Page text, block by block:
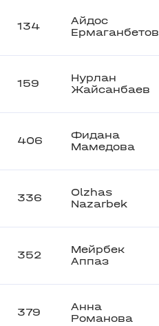
134
Айдос
Ермаганбетов
159
Нурлан
Жайсанбаев
406
Фидана
Мамедова
336
Olzhas
Nazarbek
352
Мейрбек
Аппаз
379
Анна
Романова